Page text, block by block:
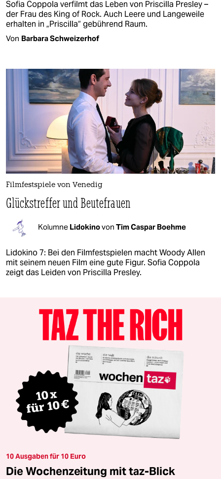
Sofia Coppola verfilmt das Leben von Priscilla Presley –
der Frau des King of Rock. Auch Leere und Langeweile
erhalten in „Priscilla“ gebührend Raum.
Von Barbara Schweizerhof
Filmfestspiele von Venedig
Glückstreffer und Beutefrauen
Kolumne Lidokinovon Tim Caspar Boehme
Lidokino 7: Bei den Filmfestspielen macht Woody Allen
mit seinem neuen Film eine gute Figur. Sofia Coppola
zeigt das Leiden von Priscilla Presley.
10 Ausgaben für 10 Euro
Die Wochenzeitung mit taz-Blick